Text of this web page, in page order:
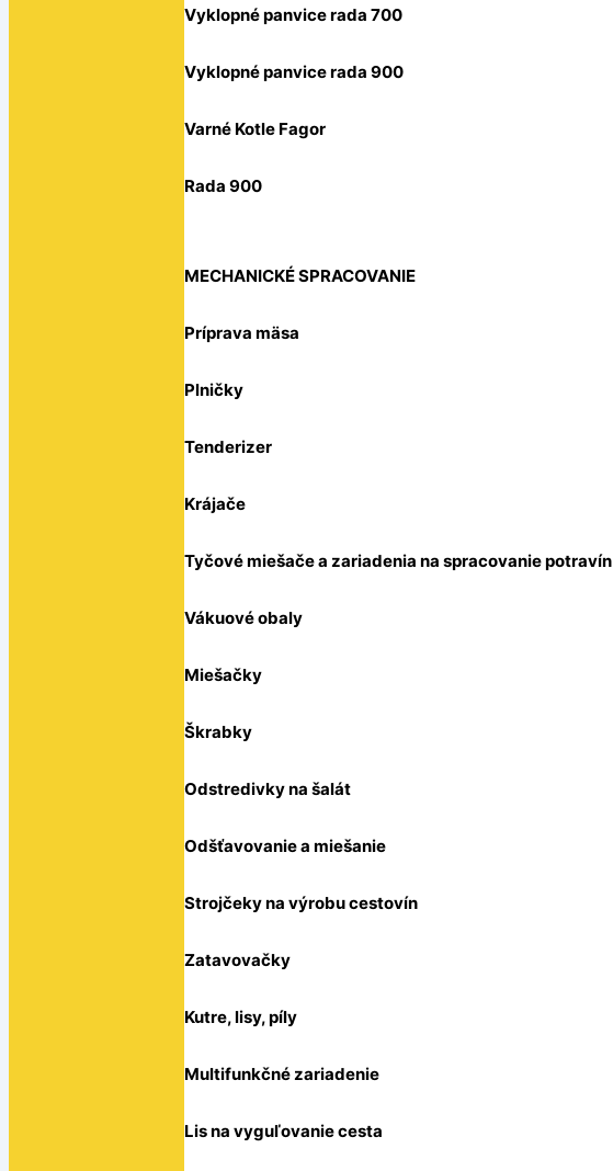
Vyklopné panvice rada 700
Vyklopné panvice rada 900
Varné Kotle Fagor
Rada 900
MECHANICKÉ SPRACOVANIE
Príprava mäsa
Plničky
Tenderizer
Krájače
Tyčové miešače a zariadenia na spracovanie potravín
Vákuové obaly
Miešačky
Škrabky
Odstredivky na šalát
Odšťavovanie a miešanie
Strojčeky na výrobu cestovín
Zatavovačky
Kutre, lisy, píly
Multifunkčné zariadenie
Lis na vyguľovanie cesta